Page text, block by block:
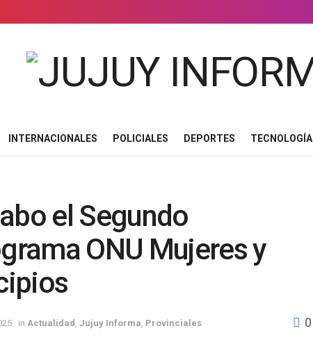
INTERNACIONALES POLICIALES DEPORTES TECNOLOGÍA
el Segundo
ONU Mujeres y
in Actualidad Jujuy Informa Provinciales 0